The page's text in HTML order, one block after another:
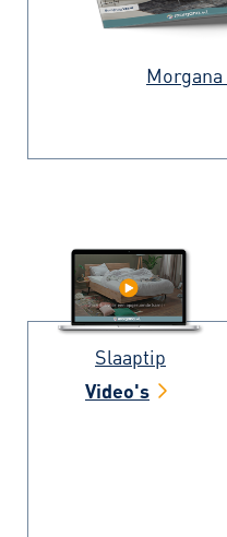
Morgana
Slaaptip
Video's